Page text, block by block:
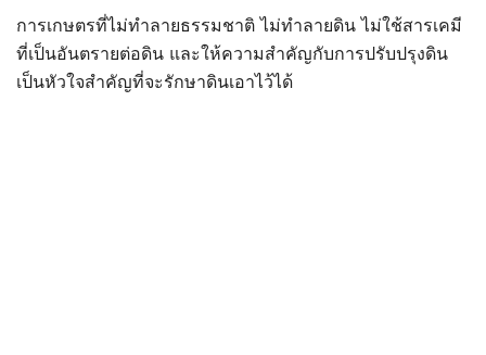
การเกษตรที่ไม่ทำลายธรรมชาติ ไม่ทำลายดิน ไม่ใช้สารเคมี
ที่เป็นอันตรายต่อดิน และให้ความสำคัญกับการปรับปรุงดิน
เป็นหัวใจสำคัญที่จะรักษาดินเอาไว้ได้